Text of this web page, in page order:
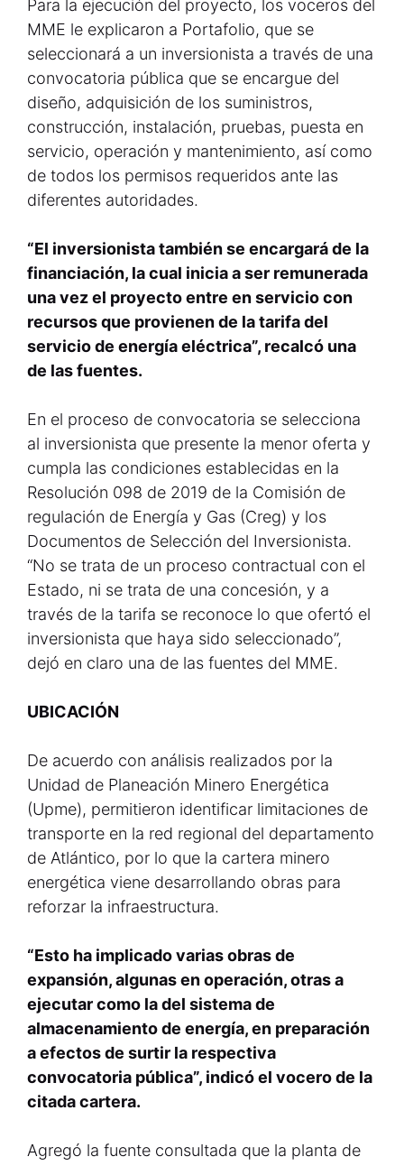
Para la ejecución del proyecto, los voceros del
MME le explicaron a Portafolio, que se
seleccionará a un inversionista a través de una
convocatoria pública que se encargue del
diseño, adquisición de los suministros,
construcción, instalación, pruebas, puesta en
servicio, operación y mantenimiento, así como
de todos los permisos requeridos ante las
diferentes autoridades.
“El inversionista también se encargará de la
financiación, la cual inicia a ser remunerada
una vez el proyecto entre en servicio con
recursos que provienen de la tarifa del
servicio de energía eléctrica”, recalcó una
de las fuentes.
En el proceso de convocatoria se selecciona
al inversionista que presente la menor oferta y
cumpla las condiciones establecidas en la
Resolución 098 de 2019 de la Comisión de
regulación de Energía y Gas (Creg) y los
Documentos de Selección del Inversionista.
“No se trata de un proceso contractual con el
Estado, ni se trata de una concesión, y a
través de la tarifa se reconoce lo que ofertó el
inversionista que haya sido seleccionado”,
dejó en claro una de las fuentes del MME.
UBICACIÓN
De acuerdo con análisis realizados por la
Unidad de Planeación Minero Energética
(Upme), permitieron identificar limitaciones de
transporte en la red regional del departamento
de Atlántico, por lo que la cartera minero
energética viene desarrollando obras para
reforzar la infraestructura.
“Esto ha implicado varias obras de
expansión, algunas en operación, otras a
ejecutar como la del sistema de
almacenamiento de energía, en preparación
a efectos de surtir la respectiva
convocatoria pública”, indicó el vocero de la
citada cartera.
Agregó la fuente consultada que la planta de